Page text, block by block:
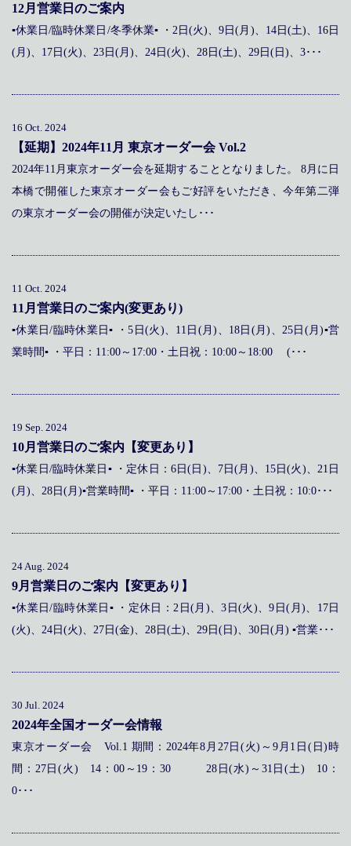
12月営業日のご案内
▪休業日/臨時休業日/冬季休業▪ ・2日(火)、9日(月)、14日(土)、16日
(月)、17日(火)、23日(月)、24日(火)、28日(土)、29日(日)、3･･･
16 Oct. 2024
【延期】2024年11月 東京オーダー会 Vol.2
2024年11月東京オーダー会を延期することとなりました。 8月に日
本橋で開催した東京オーダー会もご好評をいただき、今年第二弾
の東京オーダー会の開催が決定いたし･･･
11 Oct. 2024
11月営業日のご案内(変更あり)
▪休業日/臨時休業日▪ ・5日(火)、11日(月)、18日(月)、25日(月)▪営
業時間▪ ・平日：11:00～17:00・土日祝：10:00～18:00 (･･･
19 Sep. 2024
10月営業日のご案内【変更あり】
▪休業日/臨時休業日▪ ・定休日：6日(日)、7日(月)、15日(火)、21日
(月)、28日(月)▪営業時間▪ ・平日：11:00～17:00・土日祝：10:0･･･
24 Aug. 2024
9月営業日のご案内【変更あり】
▪休業日/臨時休業日▪ ・定休日：2日(月)、3日(火)、9日(月)、17日
(火)、24日(火)、27日(金)、28日(土)、29日(日)、30日(月) ▪営業･･･
30 Jul. 2024
2024年全国オーダー会情報
東京オーダー会 Vol.1 期間：2024年8月27日(火)～9月1日(日)時
間：27日(火) 14：00～19：30 28日(水)～31日(土) 10：
0･･･